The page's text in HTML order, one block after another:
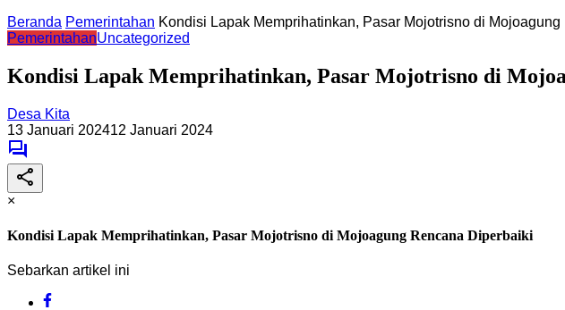
Beranda Pemerintahan Kondisi Lapak Memprihatinkan, Pasar Mojotrisno di
PemerintahanUncategorized
Kondisi Lapak Memprihatinkan, Pasar Mojotrisno di
Desa Kita
13 Januari 202412 Januari 2024
×
Kondisi Lapak Memprihatinkan, Pasar Mojotrisno di Mojoagung Rencana Diperbaiki
Sebarkan artikel ini